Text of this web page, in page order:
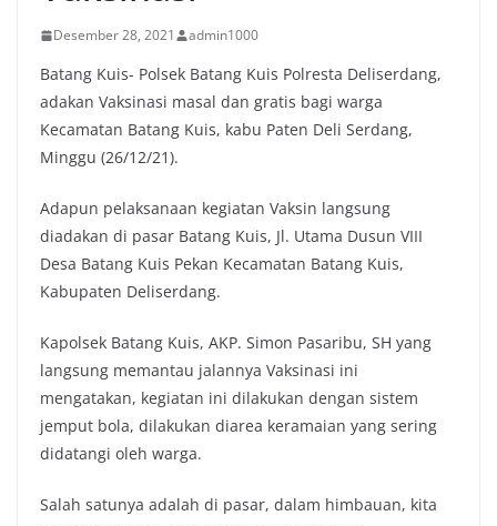
Desember 28, 2021 admin1000
Batang Kuis- Polsek Batang Kuis Polresta Deliserdang,
adakan Vaksinasi masal dan gratis bagi warga
Kecamatan Batang Kuis, kabu Paten Deli Serdang,
Minggu (26/12/21).
Adapun pelaksanaan kegiatan Vaksin langsung
diadakan di pasar Batang Kuis, Jl. Utama Dusun VIII
Desa Batang Kuis Pekan Kecamatan Batang Kuis,
Kabupaten Deliserdang.
Kapolsek Batang Kuis, AKP. Simon Pasaribu, SH yang
langsung memantau jalannya Vaksinasi ini
mengatakan, kegiatan ini dilakukan dengan sistem
jemput bola, dilakukan diarea keramaian yang sering
didatangi oleh warga.
Salah satunya adalah di pasar, dalam himbauan, kita